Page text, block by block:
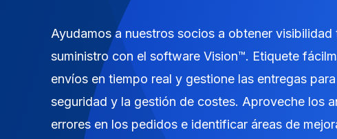
Ayudamos a nuestros socios a obtener
suministro con el software Vision™. Etiquete
envíos en tiempo real y gestione las entregas
seguridad y la gestión de costes. Aproveche los
errores en los pedidos e identificar áreas de